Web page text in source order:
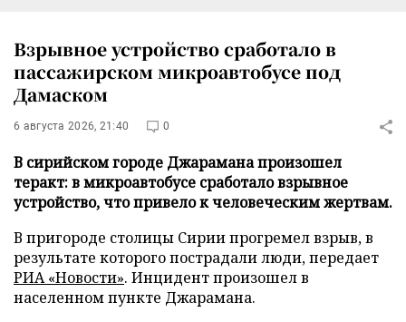
Взрывное устройство сработало в
пассажирском микроавтобусе под
Дамаском
6 августа 2026, 21:40 0
В сирийском городе Джарамана произошел
теракт: в микроавтобусе сработало взрывное
устройство, что привело к человеческим жертвам.
В пригороде столицы Сирии прогремел взрыв, в
результате которого пострадали люди, передает
РИА «Новости». Инцидент произошел в
населенном пункте Джарамана.